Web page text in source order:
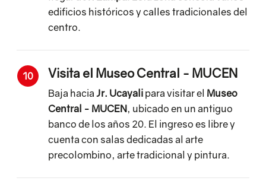
edificios históricos y calles tradicionales del
centro.
10 Visita el Museo Central - MUCEN
Baja hacia Jr. Ucayali para visitar el Museo
Central - MUCEN, ubicado en un antiguo
banco de los años 20. El ingreso es libre y
cuenta con salas dedicadas al arte
precolombino, arte tradicional y pintura.